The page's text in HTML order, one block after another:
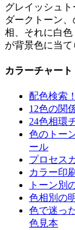
グレイッシュト
ダークトーン
相、それに白
が背景色に当て
カラーチャート
配色検索
12色の関
24色相環
色のトー
ール
プロセス
カラー印
トーン別
色相別の
色で迷っ
色見本